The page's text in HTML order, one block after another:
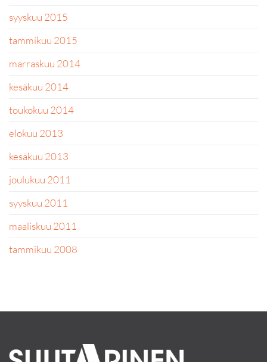
syyskuu 2015
tammikuu 2015
marraskuu 2014
kesäkuu 2014
toukokuu 2014
elokuu 2013
kesäkuu 2013
joulukuu 2011
syyskuu 2011
maaliskuu 2011
tammikuu 2008